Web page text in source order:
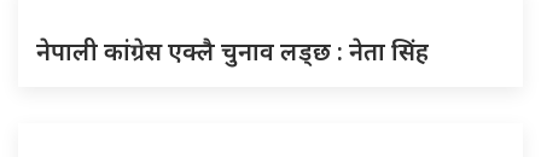
नेपाली कांग्रेस एक्लै चुनाव लड्छ : नेता सिंह